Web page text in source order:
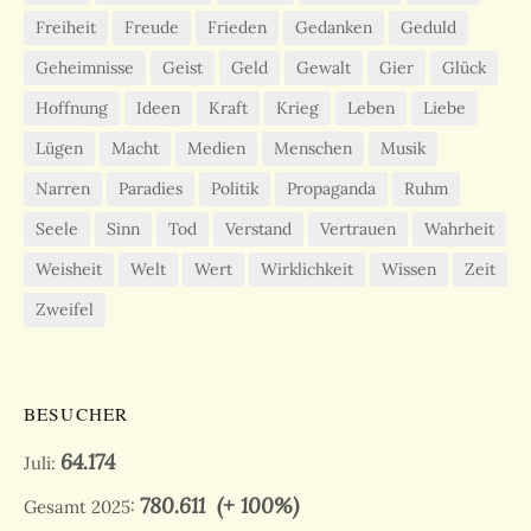
Freiheit Freude Frieden Gedanken
Geduld
Geheimnisse
Geist Geld Gewalt Gier
Glück
Hoffnung
Ideen Kraft Krieg Leben
Liebe
Lügen
Macht Medien Menschen
Musik
Narren
Paradies Politik Propaganda
Ruhm
Seele
Sinn Tod Verstand Vertrauen
Wahrheit
Weisheit
Welt Wert Wirklichkeit Wissen
Zeit
Zweifel
BESUCHER
Juli: 64.174
Gesamt 2025: 780.611(+ 100%)